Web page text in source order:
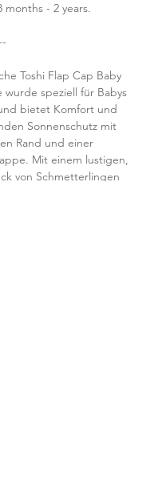
months - 2 years.
Toshi Flap Cap Baby
wurde speziell für Babys
bietet Komfort und
Sonnenschutz mit
Rand und einer
Mit einem lustigen,
von Schmetterlingen